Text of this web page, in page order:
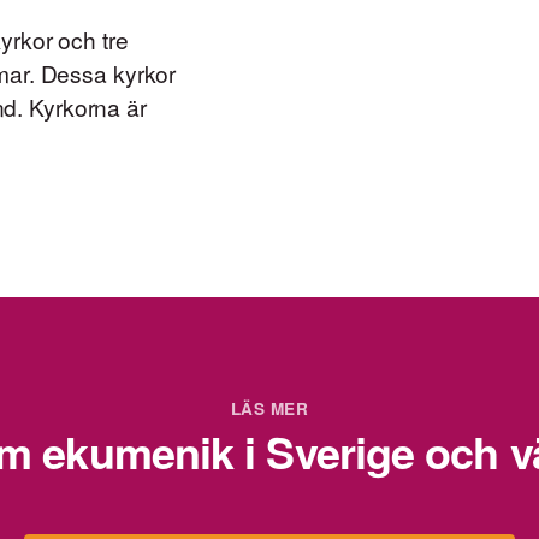
och tre
Dessa kyrkor
Kyrkorna är
LÄS MER
ekumenik i Sverige och